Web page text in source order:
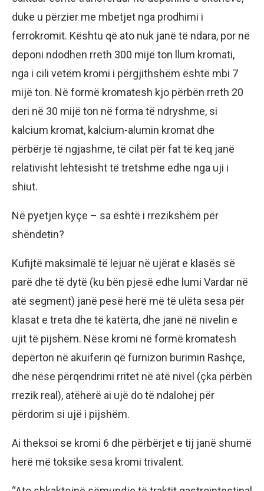
duke u përzier me mbetjet nga prodhimi i
ferrokromit. Kështu që ato nuk janë të ndara, por në
deponi ndodhen rreth 300 mijë ton llum kromati,
nga i cili vetëm kromi i përgjithshëm është mbi 7
mijë ton. Në formë kromatesh kjo përbën rreth 20
deri në 30 mijë ton në forma të ndryshme, si
kalcium kromat, kalcium-alumin kromat dhe
përbërje të ngjashme, të cilat për fat të keq janë
relativisht lehtësisht të tretshme edhe nga uji i
shiut.
Në pyetjen kyçe – sa është i rrezikshëm për
shëndetin?
Kufijtë maksimalë të lejuar në ujërat e klasës së
parë dhe të dytë (ku bën pjesë edhe lumi Vardar në
atë segment) janë pesë herë më të ulëta sesa për
klasat e treta dhe të katërta, dhe janë në nivelin e
ujit të pijshëm. Nëse kromi në formë kromatesh
depërton në akuiferin që furnizon burimin Rashçe,
dhe nëse përqendrimi rritet në atë nivel (çka përbën
rrezik real), atëherë ai ujë do të ndalohej për
përdorim si ujë i pijshëm.
Ai theksoi se kromi 6 dhe përbërjet e tij janë shumë
herë më toksike sesa kromi trivalent.